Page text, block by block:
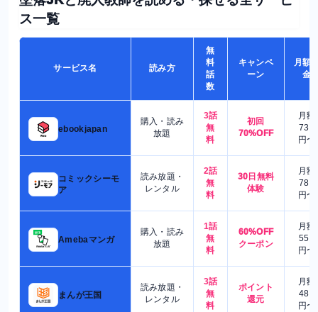
ス一覧
サービス名 読み方
無
料
話
数
キャンペ
ーン
月額
金
ebookjapan
購入・読み
放題
3話
無
料
初回
70%OFF
月額
730
円〜
コミックシーモ
ア
読み放題・
レンタル
2話
無
料
30日無料
体験
月額
780
円〜
Amebaマンガ
購入・読み
放題
1話
無
料
60%OFF
クーポン
月額
550
円〜
まんが王国
読み放題・
レンタル
3話
無
料
ポイント
還元
月額
480
円〜